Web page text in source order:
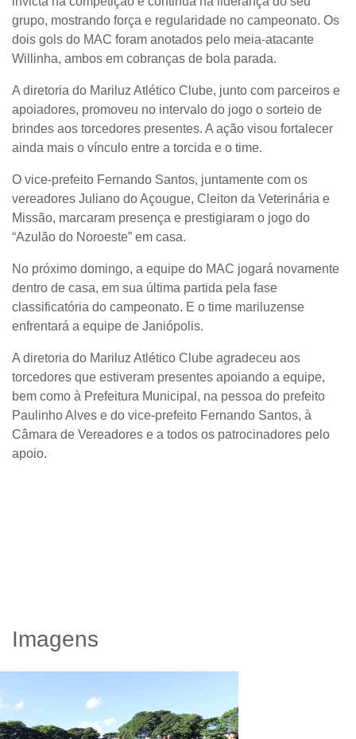
grupo, mostrando força e regularidade no campeonato. Os
dois gols do MAC foram anotados pelo meia-atacante
Willinha, ambos em cobranças de bola parada.
A diretoria do Mariluz Atlético Clube, junto com parceiros e
apoiadores, promoveu no intervalo do jogo o sorteio de
brindes aos torcedores presentes. A ação visou fortalecer
ainda mais o vínculo entre a torcida e o time.
O vice-prefeito Fernando Santos, juntamente com os
vereadores Juliano do Açougue, Cleiton da Veterinária e
Missão, marcaram presença e prestigiaram o jogo do
“Azulão do Noroeste” em casa.
No próximo domingo, a equipe do MAC jogará novamente
dentro de casa, em sua última partida pela fase
classificatória do campeonato. E o time mariluzense
enfrentará a equipe de Janiópolis.
A diretoria do Mariluz Atlético Clube agradeceu aos
torcedores que estiveram presentes apoiando a equipe,
bem como à Prefeitura Municipal, na pessoa do prefeito
Paulinho Alves e do vice-prefeito Fernando Santos, à
Câmara de Vereadores e a todos os patrocinadores pelo
apoio.
Imagens